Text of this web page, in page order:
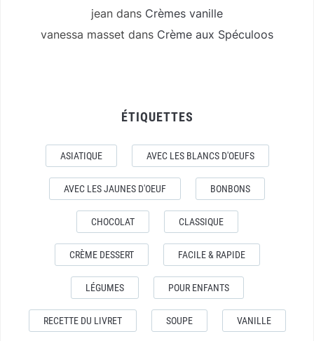
jean dans Crèmes vanille
vanessa masset dans Crème aux Spéculoos
ÉTIQUETTES
ASIATIQUE AVEC LES BLANCS D'OEUFS
AVEC LES JAUNES D'OEUF BONBONS
CHOCOLAT CLASSIQUE
CRÈME DESSERT FACILE & RAPIDE
LÉGUMES POUR ENFANTS
RECETTE DU LIVRET SOUPE VANILLE